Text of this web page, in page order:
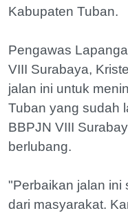
Kabupaten Tuban.
Pengawas
VIII Surabaya,
jalan ini untuk
Tuban yang sudah
BBPJN VIII
berlubang.
"Perbaikan jalan ini
dari masyarakat.